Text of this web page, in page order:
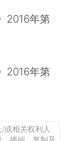
2016年第
2016年第
或相关权利人